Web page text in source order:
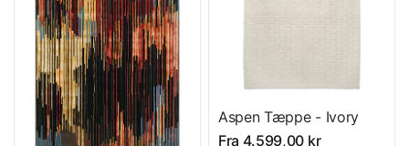
Aspen Tæppe - Ivory
Fra 4.599,00 kr